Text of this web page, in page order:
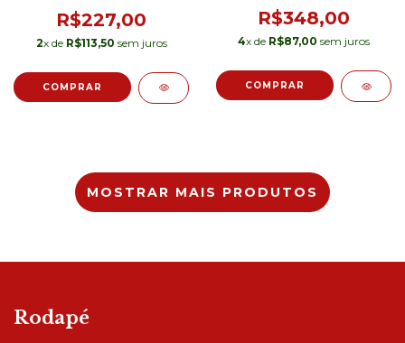
R$227,00
2x de R$113,50 sem juros
R$348,00
4x de R$87,00 sem juros
MOSTRAR MAIS PRODUTOS
Rodapé